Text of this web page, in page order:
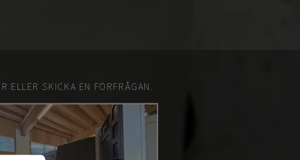
ELLER SKICKA EN FÖRFRÅGAN.